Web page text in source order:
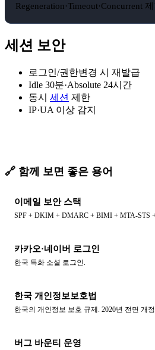
Regeneration·Timeout·Concurrent
세션 보안
로그인/권한변경 시 재발급
Idle 30분·Absolute 24시간
동시 세션 제한
IP·UA 이상 감지
🔗 함께 보면 좋은 용어
이메일 보안 스택
SPF + DKIM + DMARC + BIMI + MTA-STS
카카오·네이버 로그인
한국 특화 소셜 로그인.
한국 개인정보보호법
한국의 개인정보 보호 규제. 2020년 전면 개
버그 바운티 운영